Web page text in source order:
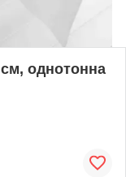
однотонна